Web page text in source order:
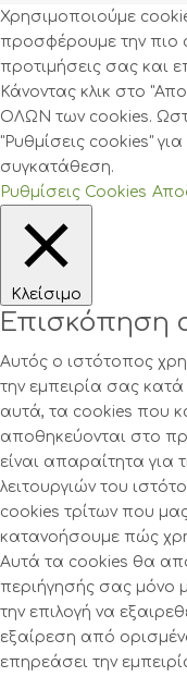
Χρησιμοποιούμε
προσφέρουμε την πιο
προτιμήσεις σας και
Κάνοντας κλικ στο
ΟΛΩΝ των cookies.
"Ρυθμίσεις cookies"
συγκατάθεση.
Ρυθμίσεις Cookies
Κλείσιμο
Επισκόπηση
Αυτός ο ιστότοπος
την εμπειρία σας
αυτά, τα cookies που
αποθηκεύονται στο
είναι απαραίτητα για
λειτουργιών του
cookies τρίτων που
κατανοήσουμε πώς
Αυτά τα cookies θα
περιήγησής σας μόνο
την επιλογή να
εξαίρεση από
επηρεάσει την